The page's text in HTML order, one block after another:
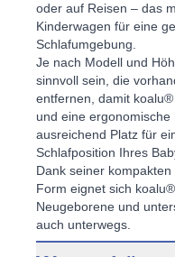
oder auf Reisen – das
Kinderwagen für eine
Schlafumgebung.
Je nach Modell und
sinnvoll sein, die
entfernen, damit koalu®
und eine ergonomische
ausreichend Platz für
Schlafposition Ihres
Dank seiner
Form eignet sich
Neugeborene und
auch unterwegs.